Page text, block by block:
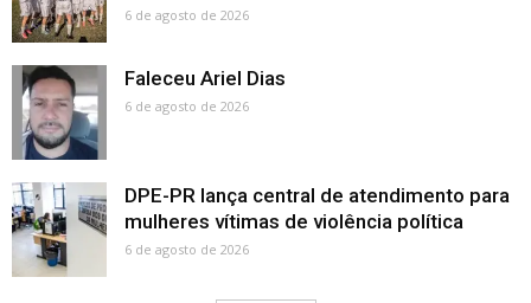
6 de agosto de 2026
Faleceu Ariel Dias
6 de agosto de 2026
DPE-PR lança central de atendimento para
mulheres vítimas de violência política
6 de agosto de 2026